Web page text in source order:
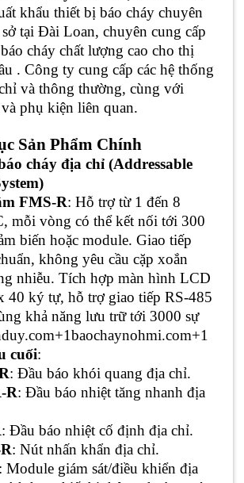
khẩu thiết bị báo cháy chuyên
tại Đài Loan, chuyên cung cấp
cháy chất lượng cao cho thị
. Công ty cung cấp các hệ thống
và thông thường, cùng với
phụ kiện liên quan.
Sản Phẩm Chính
cháy địa chỉ (Addressable
FMS-R: Hỗ trợ từ 1 đến 8
mỗi vòng có thể kết nối tới 300
biến hoặc module. Giao tiếp
không yêu cầu cặp xoắn
nhiễu. Tích hợp màn hình LCD
40 ký tự, hỗ trợ giao tiếp RS-485
khả năng lưu trữ tới 3000 sự
cuối:
: Đầu báo khói quang địa chỉ.
R: Đầu báo nhiệt tăng nhanh địa
: Đầu báo nhiệt cố định địa chỉ.
: Nút nhấn khẩn địa chỉ.
: Module giám sát/điều khiển địa